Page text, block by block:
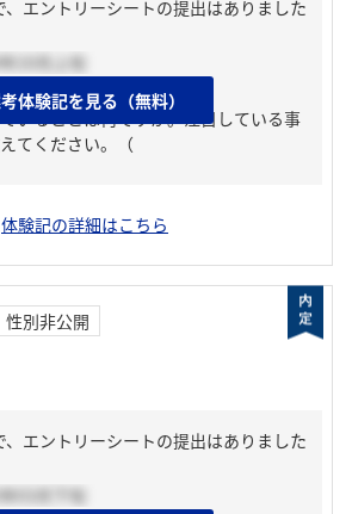
、エントリーシートの提出はありました
年10月上旬
】
いることは何ですか。注目している事
てください。（
体験記の詳細はこちら
体験記を見る（無料）
性別非公開
、エントリーシートの提出はありました
年03月下旬